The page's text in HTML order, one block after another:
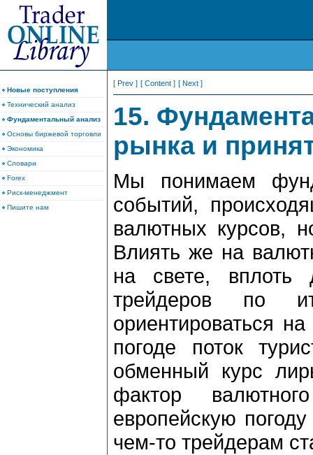
Новые поступления
Технический анализ
Фундаментальный анализ
Основы биржевой торговли
Экономика
Словари
Forex
Риск-менеджмент
Пишите нам
[ Prev ] [ Content ] [ Next ]
15.
рынка и
Мы понимаем
событий,
валютных курсов,
Влиять же на
на свете, вплоть
трейдеров по
ориентироваться
погоде поток
обменный курс
фактор
европейскую
чем-то трейдерам